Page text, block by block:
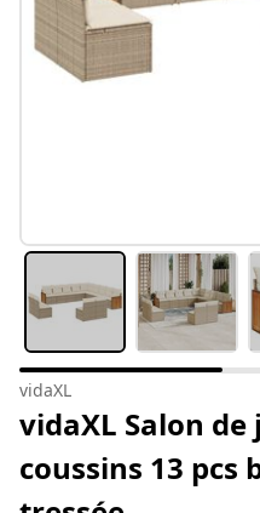
vidaXL
vidaXL Salon
coussins 13 pcs